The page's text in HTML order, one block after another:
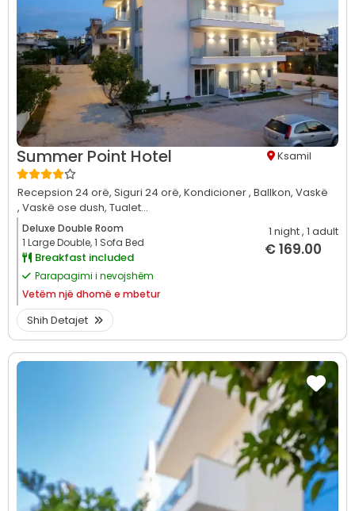
Summer Point Hotel Ksamil
Recepsion 24 orë, Siguri 24 orë, Kondicioner , Ballkon, Vaskë
, Vaskë ose dush, Tualet...
Deluxe Double Room
1 Large Double, 1 Sofa Bed
Breakfast included
Parapagimi i nevojshëm
Vetëm një dhomë e mbetur
1 night, 1 adult
€ 169.00
Shih Detajet